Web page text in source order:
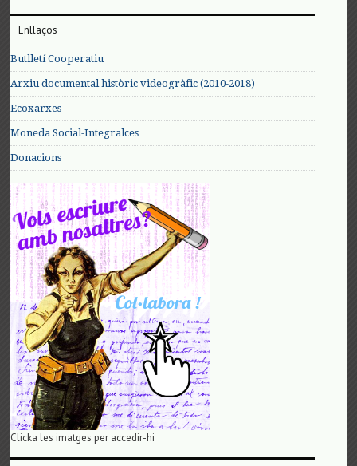
Enllaços
Butlletí Cooperatiu
Arxiu documental històric videogràfic (2010-2018)
Ecoxarxes
Moneda Social-Integralces
Donacions
Clicka les imatges per accedir-hi